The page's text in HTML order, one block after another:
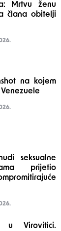
Mrtvu ženu
člana obitelji
na kojem
seksualne
prijetio
u Virovitici.